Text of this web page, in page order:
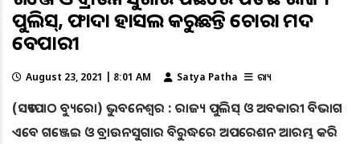
ପୁଲିସ୍‍, ଫାଇଦା ହାସଲ କରୁଛନ୍ତି ଚୋରା ମଦ
ବେପାରୀ
August 23, 2021 | 8:01 AM Satya Patha ରାଜ୍ୟ
(ସତ୍ୟପାଠ ବ୍ୟୁରୋ) ଭୁବନେଶ୍ୱର : ରାଜ୍ୟ ପୁଲିସ୍‍ ଓ ଅବକାରୀ ବିଭାଗ
ଏବେ ଗଞ୍ଜେଇ ଓ ବ୍ରାଉନସୁଗାର ବିରୁଦ୍ଧରେ ଅପରେଶନ ଆରମ୍ଭ କରି